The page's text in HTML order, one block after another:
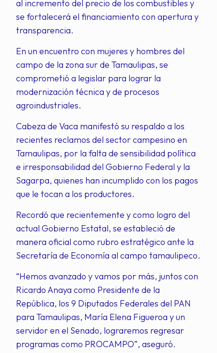
al incremento del precio de los combustibles y
se fortalecerá el financiamiento con apertura y
transparencia.
En un encuentro con mujeres y hombres del
campo de la zona sur de Tamaulipas, se
comprometió a legislar para lograr la
modernización técnica y de procesos
agroindustriales.
Cabeza de Vaca manifestó su respaldo a los
recientes reclamos del sector campesino en
Tamaulipas, por la falta de sensibilidad política
e irresponsabilidad del Gobierno Federal y la
Sagarpa, quienes han incumplido con los pagos
que le tocan a los productores.
Recordó que recientemente y como logro del
actual Gobierno Estatal, se estableció de
manera oficial como rubro estratégico ante la
Secretaría de Economía al campo tamaulipeco.
“Hemos avanzado y vamos por más, juntos con
Ricardo Anaya como Presidente de la
República, los 9 Diputados Federales del PAN
para Tamaulipas, María Elena Figueroa y un
servidor en el Senado, lograremos regresar
programas como PROCAMPO”, aseguró.